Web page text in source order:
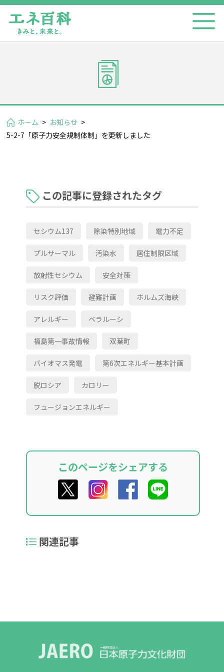
ホーム > お知らせ >
5-2-7「原子力安全規制体制」を更新しました
この記事に登録されたタグ
セシウム137 除染特別地域 電力不足
プルサーマル 汚染水 居住制限区域
放射性セシウム 安全対策
リスク評価 避難計画 ホルムズ海峡
アレルギー ベラルーシ
福島第一事故情報 双葉町
バイオマス発電 第6次エネルギー基本計画
脱ロシア カロリー
フュージョンエネルギー
このページをシェアする
関連記事